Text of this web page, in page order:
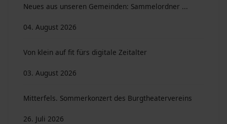
Neues aus unseren Gemeinden: Sammelordner ...
04. August 2026
Von klein auf fit fürs digitale Zeitalter
03. August 2026
Mitterfels. Sommerkonzert des Burgtheatervereins
26. Juli 2026